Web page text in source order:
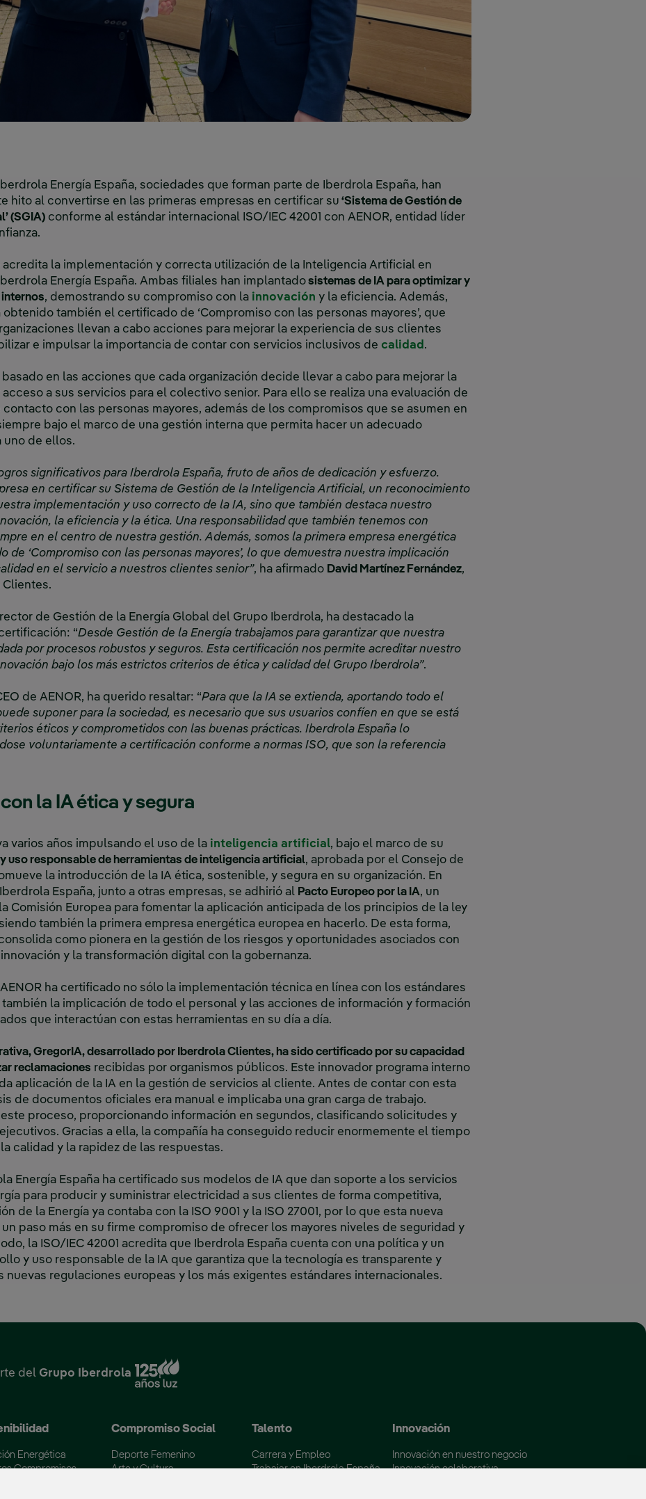
Energía España, sociedades que forman parte de Iberdrola España, han
hito al convertirse en las primeras empresas en certificar su ‘Sistema de Gestión de
(SGIA) conforme al estándar internacional ISO/IEC 42001 con AENOR, entidad líder
la implementación y correcta utilización de la Inteligencia Artificial en
Energía España. Ambas filiales han implantadosistemas de IA para optimizar y
, demostrando su compromiso con la innovación y la eficiencia. Además,
obtenido también el certificado de ‘Compromiso con las personas mayores’, que
llevan a cabo acciones para mejorar la experiencia de sus clientes
e impulsar la importancia de contar con servicios inclusivos de calidad .
en las acciones que cada organización decide llevar a cabo para mejorar la
a sus servicios para el colectivo senior. Para ello se realiza una evaluación de
con las personas mayores, además de los compromisos que se asumen en
bajo el marco de una gestión interna que permita hacer un adecuado
uno de ellos.
significativos para Iberdrola España, fruto de años de dedicación y esfuerzo.
en certificar su Sistema de Gestión de la Inteligencia Artificial, un reconocimiento
implementación y uso correcto de la IA, sino que también destaca nuestro
la eficiencia y la ética. Una responsabilidad que también tenemos con
en el centro de nuestra gestión. Además, somos la primera empresa energética
de ‘Compromiso con las personas mayores’, lo que demuestra nuestra implicación
en el servicio a nuestros clientes senior”, ha afirmado David Martínez Fernández,
de Gestión de la Energía Global del Grupo Iberdrola, ha destacado la
“Desde Gestión de la Energía trabajamos para garantizar que nuestra
por procesos robustos y seguros. Esta certificación nos permite acreditar nuestro
bajo los más estrictos criterios de ética y calidad del Grupo Iberdrola”.
de AENOR, ha querido resaltar: “Para que la IA se extienda, aportando todo el
suponer para la sociedad, es necesario que sus usuarios confíen en que se está
éticos y comprometidos con las buenas prácticas. Iberdrola España lo
voluntariamente a certificación conforme a normas ISO, que son la referencia
la IA ética y segura
varios años impulsando el uso de la inteligencia artificial, bajo el marco de su
uso responsable de herramientas de inteligencia artificial, aprobada por el Consejo de
la introducción de la IA ética, sostenible, y segura en su organización. En
España, junto a otras empresas, se adhirió al Pacto Europeo por la IA, un
Comisión Europea para fomentar la aplicación anticipada de los principios de la ley
también la primera empresa energética europea en hacerlo. De esta forma,
como pionera en la gestión de los riesgos y oportunidades asociados con
y la transformación digital con la gobernanza.
ha certificado no sólo la implementación técnica en línea con los estándares
la implicación de todo el personal y las acciones de información y formación
que interactúan con estas herramientas en su día a día.
GregorIA, desarrollado por Iberdrola Clientes, ha sido certificado por su capacidad
reclamaciones recibidas por organismos públicos. Este innovador programa interno
aplicación de la IA en la gestión de servicios al cliente. Antes de contar con esta
de documentos oficiales era manual e implicaba una gran carga de trabajo.
proceso, proporcionando información en segundos, clasificando solicitudes y
Gracias a ella, la compañía ha conseguido reducir enormemente el tiempo
calidad y la rapidez de las respuestas.
Energía España ha certificado sus modelos de IA que dan soporte a los servicios
para producir y suministrar electricidad a sus clientes de forma competitiva,
de la Energía ya contaba con la ISO 9001 y la ISO 27001, por lo que esta nueva
paso más en su firme compromiso de ofrecer los mayores niveles de seguridad y
la ISO/IEC 42001 acredita que Iberdrola España cuenta con una política y un
y uso responsable de la IA que garantiza que la tecnología es transparente y
nuevas regulaciones europeas y los más exigentes estándares internacionales.
del Grupo Iberdrola Enlace externo, se abre en ventana nueva.
Energética
Compromisos
Compromiso Social
Deporte Femenino
Arte y Cultura
Talento
Carrera y Empleo
Trabajar en Iberdrola España
Innovación
Innovación en nuestro negocio
Innovación colaborativa